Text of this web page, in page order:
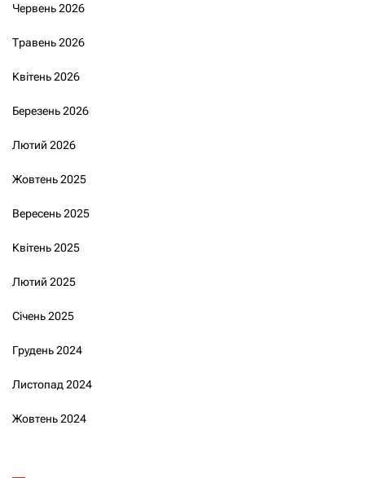
Червень 2026
Травень 2026
Квітень 2026
Березень 2026
Лютий 2026
Жовтень 2025
Вересень 2025
Квітень 2025
Лютий 2025
Січень 2025
Грудень 2024
Листопад 2024
Жовтень 2024